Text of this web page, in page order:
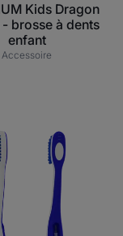
Kids Dragon
brosse à dents
enfant
Accessoire
ELGYDIUM
4in1
Brosse
dents